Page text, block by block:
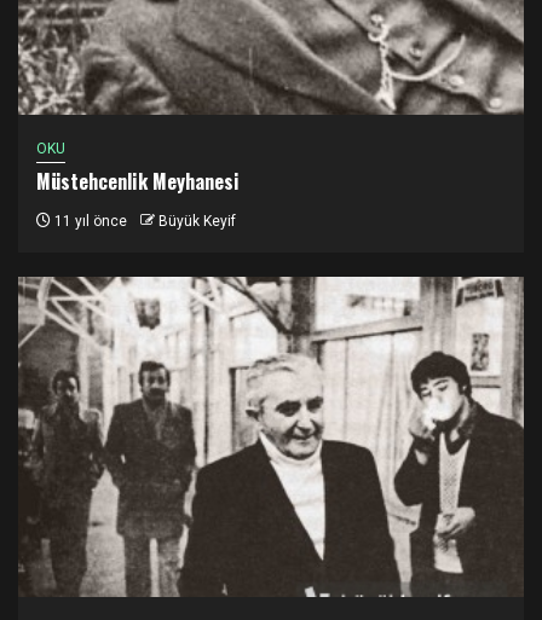
OKU
Müstehcenlik Meyhanesi
11 yıl önce Büyük Keyif